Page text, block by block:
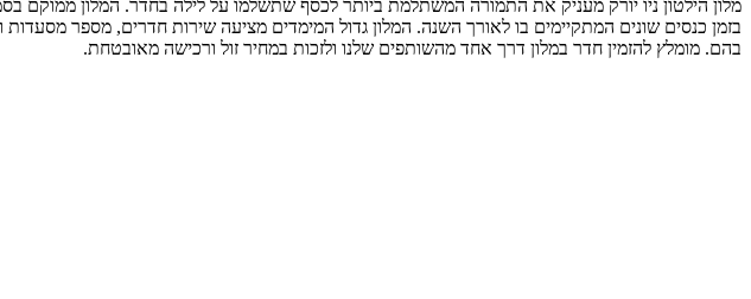
מלון הילטון ניו יורק מעניק את התמורה המשתלמת ביותר לכסף שתשלמו על לילה בחדר. המלון ממוקם
בזמן כנסים שונים המתקיימים בו לאורך השנה. המלון גדול המימדים מציעה שירות חדרים, מספר
בהם. מומלץ להזמין חדר במלון דרך אחד מהשותפים שלנו ולזכות במחיר זול ורכישה מאובטחת.